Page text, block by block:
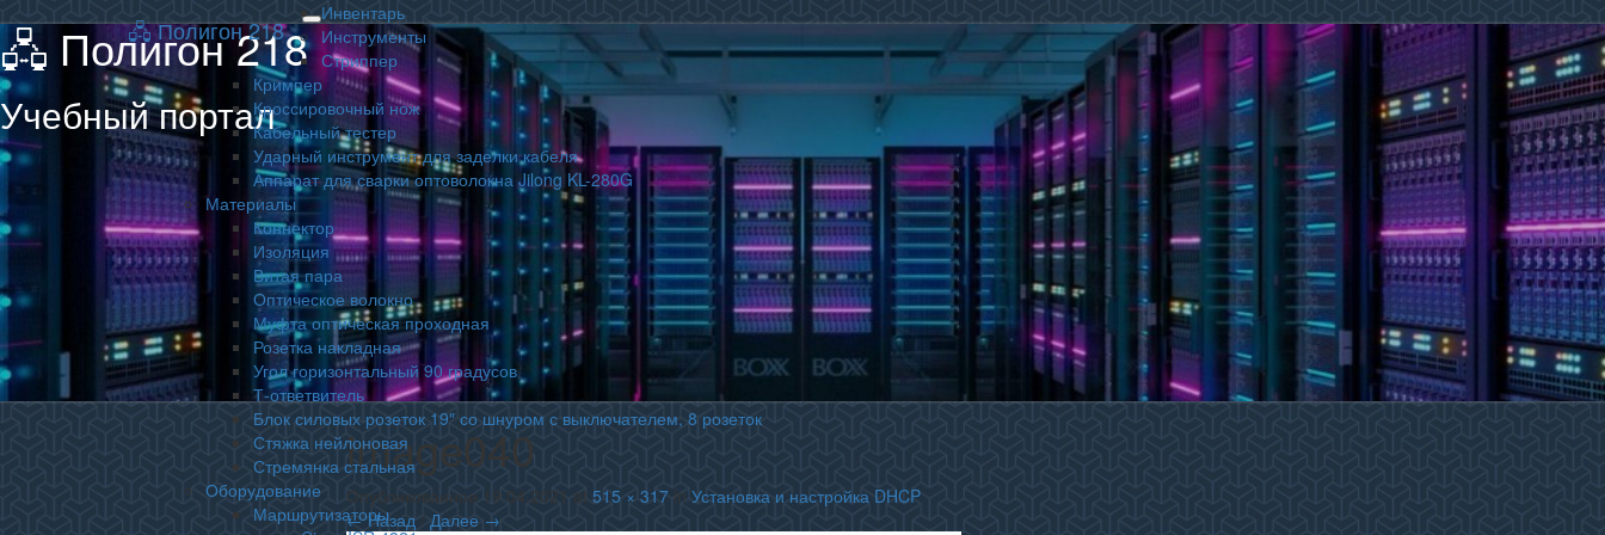
Toggle
navigation
🖧 Полигон 218
Инвентарь
Инструменты
Стриппер
Кримпер
Кроссировочный нож
Кабельный тестер
Ударный инструмент для заделки кабеля
Аппарат для сварки оптоволокна Jilong KL-280G
Материалы
Коннектор
Изоляция
Витая пара
Оптическое волокно
Муфта оптическая проходная
Розетка накладная
Угол горизонтальный 90 градусов
Т-ответвитель
Блок силовых розеток 19″ со шнуром с выключателем, 8 розеток
Стяжка нейлоновая
Стремянка стальная
Оборудование
Маршрутизаторы
🖧 Полигон 218
Учебный портал
image040
Опубликованное 19.04.2021 at515 × 317 inУстановка и настройка DHCP
← Назад /Далее →